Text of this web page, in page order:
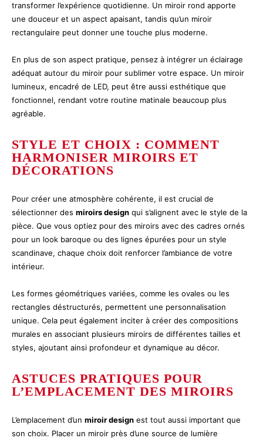
transformer l’expérience quotidienne. Un miroir rond apporte
une douceur et un aspect apaisant, tandis qu’un miroir
rectangulaire peut donner une touche plus moderne.
En plus de son aspect pratique, pensez à intégrer un éclairage
adéquat autour du miroir pour sublimer votre espace. Un miroir
lumineux, encadré de LED, peut être aussi esthétique que
fonctionnel, rendant votre routine matinale beaucoup plus
agréable.
STYLE ET CHOIX : COMMENT
HARMONISER MIROIRS ET
DÉCORATIONS
Pour créer une atmosphère cohérente, il est crucial de
sélectionner des miroirs design qui s’alignent avec le style de la
pièce. Que vous optiez pour des miroirs avec des cadres ornés
pour un look baroque ou des lignes épurées pour un style
scandinave, chaque choix doit renforcer l’ambiance de votre
intérieur.
Les formes géométriques variées, comme les ovales ou les
rectangles déstructurés, permettent une personnalisation
unique. Cela peut également inciter à créer des compositions
murales en associant plusieurs miroirs de différentes tailles et
styles, ajoutant ainsi profondeur et dynamique au décor.
ASTUCES PRATIQUES POUR
L’EMPLACEMENT DES MIROIRS
L’emplacement d’un miroir design est tout aussi important que
son choix. Placer un miroir près d’une source de lumière